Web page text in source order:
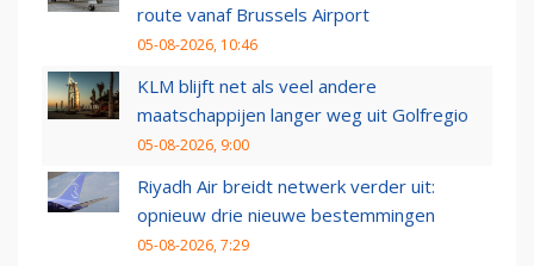
route vanaf Brussels Airport
05-08-2026, 10:46
KLM blijft net als veel andere
maatschappijen langer weg uit Golfregio
05-08-2026, 9:00
Riyadh Air breidt netwerk verder uit:
opnieuw drie nieuwe bestemmingen
05-08-2026, 7:29